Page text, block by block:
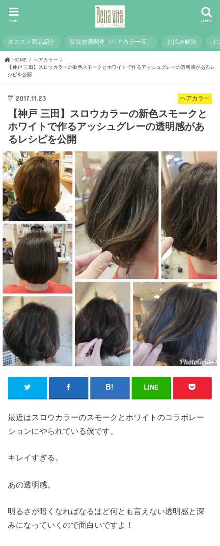
search
menu
オススメ商品紹介 髪質改善関連（ヘアカラー等） お悩み解決 オ
HOME
ヘアカラー
【神戸 三田】スロウカラーの新色スモークとホワイトで作るアッシュグレーの透明感があるレ
シピを公開
ヘアカラー
2017.11.23
【神戸 三田】スロウカラーの新色スモークと
ホワイトで作るアッシュグレーの透明感があ
るレシピを公開
LINE
最近はスロウカラーのスモークとホワイトのコラボレー
ションにやられている僕です。
キレイすぎる。
あの透明感。
明るさが暗くなればなるほど何とも言えない透明感と深
みになっていくので面白いですよ！